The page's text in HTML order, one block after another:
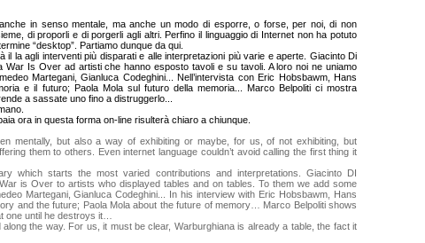
in senso mentale, ma anche un modo di esporre, o forse, per noi, di non
di proporli e di porgerli agli altri. Perfino il linguaggio di Internet non ha potuto
“desktop”. Partiamo dunque da qui.
la agli interventi più disparati e alle interpretazioni più varie e aperte. Giacinto Di
War Is Over ad artisti che hanno esposto tavoli e su tavoli. A loro noi ne uniamo
Martegani, Gianluca Codeghini... Nell’intervista con Eric Hobsbawm, Hans
e il futuro; Paola Mola sul futuro della memoria... Marco Belpoliti ci mostra
a sassate uno fino a distruggerlo...
ora in questa forma on-line risulterà chiaro a chiunque.
mentally, but also a way of exhibiting or maybe, for us, of not exhibiting, but
them to others. Even internet language couldn’t avoid calling the first thing it
which starts the most varied contributions and interpretations. Giacinto DI
is Over to artists who displayed tables and on tables. To them we add some
Martegani, Gianluca Codeghini... In his interview with Eric Hobsbawm, Hans
and the future; Paola Mola about the future of memory… Marco Belpoliti shows
one until he destroys it…
the way. For us, it must be clear, Warburghiana is already a table, the fact it